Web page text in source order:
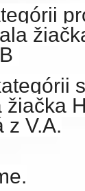
žiačka
z V.A.